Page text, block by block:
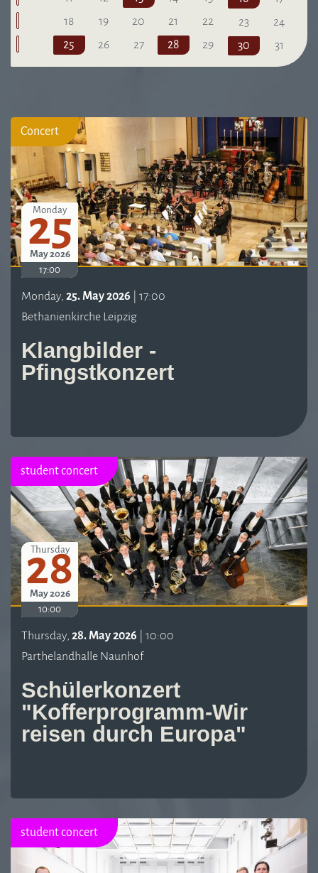
18
19 20 21 22 23
24
25
26 27 28 29 30 31
Concert
Monday
25
May 2026
17:00
Monday, 25. May 2026 | 17:00
Bethanienkirche Leipzig
Klangbilder -
Pfingstkonzert
student concert
Thursday
28
May 2026
10:00
Thursday, 28. May 2026 | 10:00
Parthelandhalle Naunhof
Schülerkonzert
"Kofferprogramm-Wir
reisen durch Europa"
student concert